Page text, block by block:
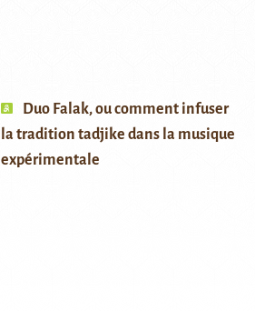
Duo Falak, ou comment infuser
la tradition tadjike dans la musique
expérimentale